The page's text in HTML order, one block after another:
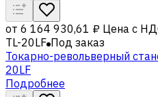
от 6 164 930,61 ₽ Цена с
TL-20LF Под заказ
Токарно-револьверный
20LF
Подробнее